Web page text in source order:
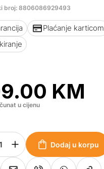
broj: 8806086929493
Plaćanje karticom
KM
u cijenu
Dodaj u korpu